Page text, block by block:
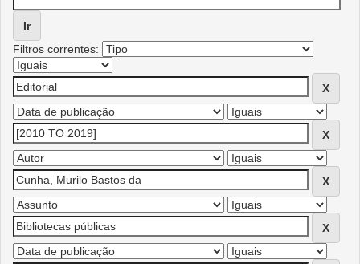
Filtros correntes: